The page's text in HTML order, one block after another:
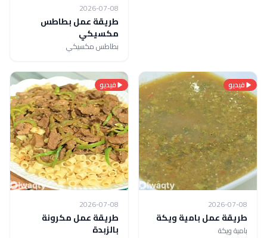
2026-07-08
طريقة عمل بطاطس
مكسيكي
بطاطس مكسيكي
فيديو
2026-07-08
طريقة عمل بامية ويكة
بامية ويكة
فيديو
2026-07-08
طريقة عمل مكرونة
بالزبدة